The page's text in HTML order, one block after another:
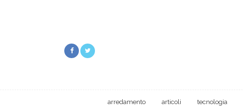
arredamento articoli tecnologia